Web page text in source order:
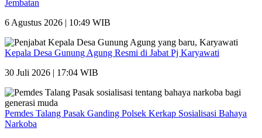
Jembatan
6 Agustus 2026 | 10:49 WIB
Kepala Desa Gunung Agung Resmi di Jabat Pj Karyawati
30 Juli 2026 | 17:04 WIB
Pemdes Talang Pasak Ganding Polsek Kerkap Sosialisasi Bahaya
Narkoba